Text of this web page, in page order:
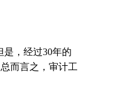
是，经过30年的
而言之，审计工